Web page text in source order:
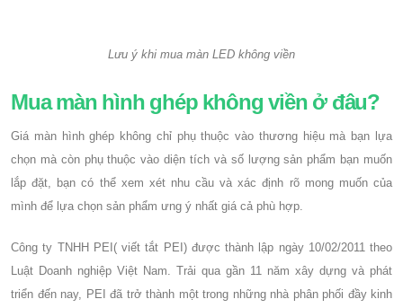
Lưu ý khi mua màn LED không viền
Mua màn hình ghép không viền ở đâu?
Giá màn hình ghép không chỉ phụ thuộc vào thương hiệu mà bạn lựa
chọn mà còn phụ thuộc vào diện tích và số lượng sản phẩm bạn muốn
lắp đặt, bạn có thể xem xét nhu cầu và xác định rõ mong muốn của
mình để lựa chọn sản phẩm ưng ý nhất giá cả phù hợp.
Công ty TNHH PEI( viết tắt PEI) được thành lập ngày 10/02/2011 theo
Luật Doanh nghiệp Việt Nam. Trải qua gần 11 năm xây dựng và phát
triển đến nay, PEI đã trở thành một trong những nhà phân phối đầy kinh